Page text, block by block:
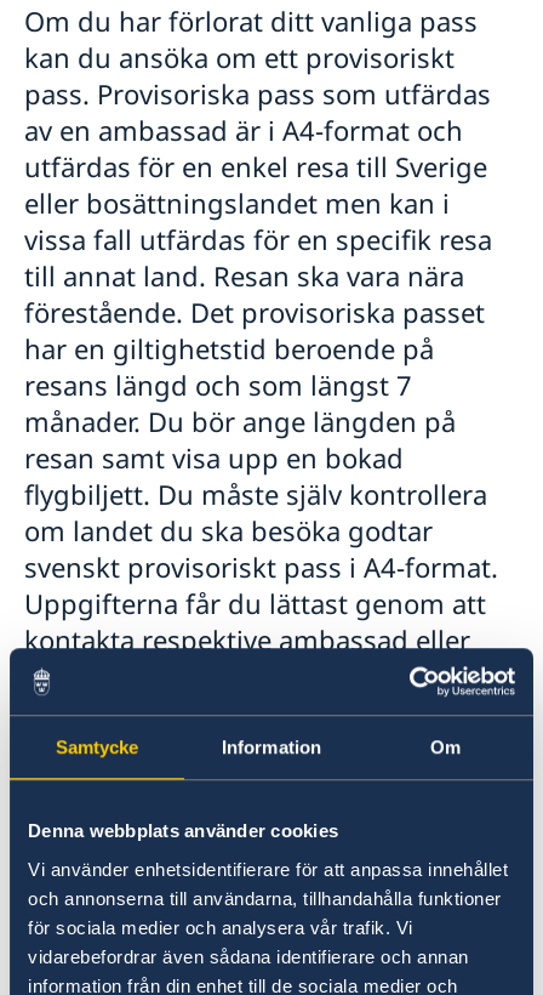
Samtycke Information Om
Denna webbplats använder cookies
Vi använder enhetsidentifierare för att anpassa innehållet
och annonserna till användarna, tillhandahålla funktioner
för sociala medier och analysera vår trafik. Vi
vidarebefordrar även sådana identifierare och annan
information från din enhet till de sociala medier och
Akut hjälp
Hjälp till självhjälp
Om olyckan är framme
Om du blir sjuk och har försäkring
Pass
Förnyelse av pass för vuxna
Om att ansöka om pass och nationellt id-kort
Förnyelse av pass för barn under 18 år
Ansökan om pass för barn under 18 år
Provisoriskt pass
Nationellt id-kort
Samordningsnummer
Anmälan eller ändring av namn
Körkort
Legaliseringar
Vigsel i Tanzania
Reseinformation
Ambassadens reseinformation
Aktuella händelser
Allmänna säkerhetsläget
Terrorism
Naturförhållanden och katastrofer
In- och utresebestämmelser
Hälso- och sjukvård
Lokala lagar och sedvänjor
Kriminalitet och personlig säkerhet
Övriga upplysningar
Inför resan
Se till att vara försäkrad
Behöver jag visum?
Länkar
Kriminalitet och personlig säkerhet
Service för svenska företag
Handel med utlandet
Svenska företag i utlandet
Anmäla handelshinder
Utvecklingssamarbete
Openaid
Om du har förlorat ditt vanliga pass
kan du ansöka om ett provisoriskt
pass. Provisoriska pass som utfärdas
av en ambassad är i A4-format och
utfärdas för en enkel resa till Sverige
eller bosättningslandet men kan i
vissa fall utfärdas för en specifik resa
till annat land. Resan ska vara nära
förestående. Det provisoriska passet
har en giltighetstid beroende på
resans längd och som längst 7
månader. Du bör ange längden på
resan samt visa upp en bokad
flygbiljett. Du måste själv kontrollera
om landet du ska besöka godtar
svenskt provisoriskt pass i A4-format.
Uppgifterna får du lättast genom att
kontakta respektive ambassad eller
resebyrå. Avgiften för det provisoriska
passet är 1800 SEK som betalas i lokal
valuta. Observera att ordinarie pass
spärras vid utfärdande av provisoriskt
pass.
Följande krävs vid ansökan om
nödpass/provisoriskt pass:
Personlig inställelse.